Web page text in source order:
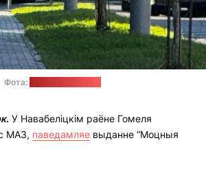
Фота:
. У Навабеліцкім раёне Гомеля
МАЗ, паведамляе выданне “Моцныя